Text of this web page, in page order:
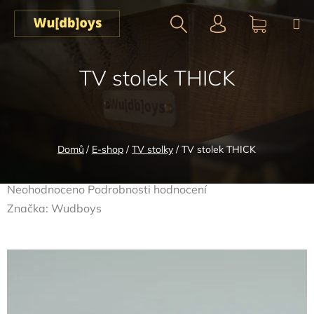
Přejít
obsah
Domů / E-shop / TV stolky / TV stolek THICK
TV stolek THICK
Průměrné
hodnocení
Neohodnoceno Podrobnosti hodnocení
Značka: Wudboys